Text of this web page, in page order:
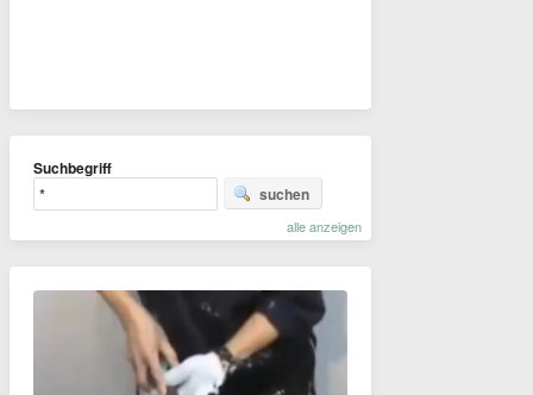
Suchbegriff
suchen
alle anzeigen